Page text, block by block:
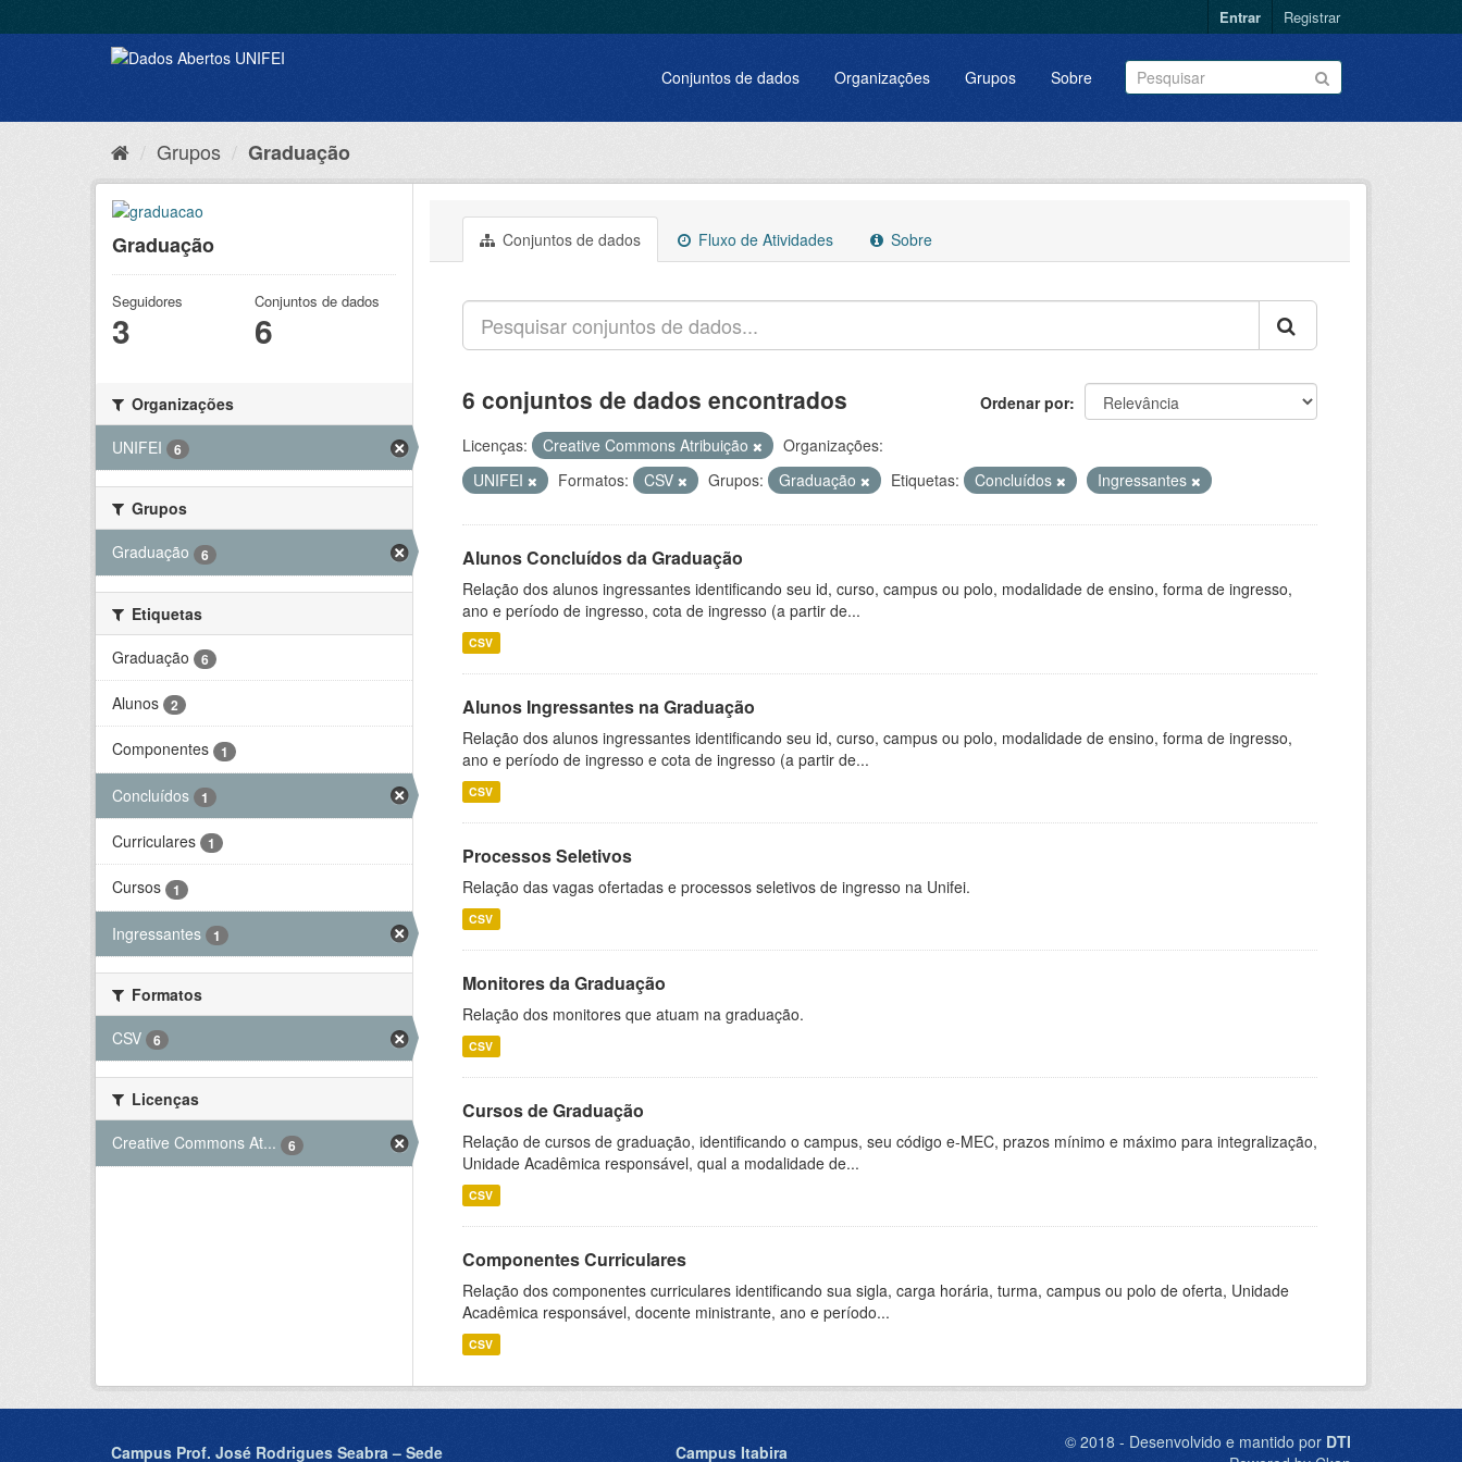
Entrar Registrar
Conjuntos de dados Organizações Grupos Sobre
Grupos Graduação
Graduação
Seguidores
3
Conjuntos de dados
6
Organizações
UNIFEI
6
Grupos
Graduação
6
Etiquetas
Graduação
6
Alunos 2
Componentes 1
Concluídos 1
Curriculares 1
Cursos 1
Ingressantes 1
Formatos
CSV
6
Licenças
Creative Commons At...
6
Conjuntos de dados Fluxo de Atividades Sobre
Ordenar por
6 conjuntos de dados encontrados
Licenças: Creative Commons Atribuição
Organizações:
UNIFEI
Formatos: CSV Grupos: Graduação Etiquetas: Concluídos Ingressantes
Alunos Concluídos da Graduação
Relação dos alunos ingressantes identificando seu id, curso, campus ou polo, modalidade de ensino, forma de ingresso,
ano e período de ingresso, cota de ingresso (a partir de...
CSV
Alunos Ingressantes na Graduação
Relação dos alunos ingressantes identificando seu id, curso, campus ou polo, modalidade de ensino, forma de ingresso,
ano e período de ingresso e cota de ingresso (a partir de...
CSV
Processos Seletivos
Relação das vagas ofertadas e processos seletivos de ingresso na Unifei.
CSV
Monitores da Graduação
Relação dos monitores que atuam na graduação.
CSV
Cursos de Graduação
Relação de cursos de graduação, identificando o campus, seu código e-MEC, prazos mínimo e máximo para integralização,
Unidade Acadêmica responsável, qual a modalidade de...
CSV
Componentes Curriculares
Relação dos componentes curriculares identificando sua sigla, carga horária, turma, campus ou polo de oferta, Unidade
Acadêmica responsável, docente ministrante, ano e período...
CSV
Campus Prof. José Rodrigues Seabra – Sede Campus Itabira © 2018 - Desenvolvido e mantido por DTI